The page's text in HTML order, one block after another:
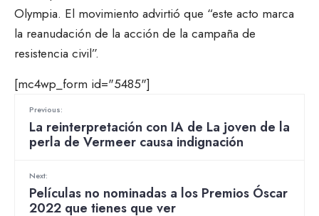
Olympia. El movimiento advirtió que “este acto marca
la reanudación de la acción de la campaña de
resistencia civil”.
[mc4wp_form id="5485"]
Previous:
La reinterpretación con IA de La joven de la
perla de Vermeer causa indignación
Next:
Películas no nominadas a los Premios Óscar
2022 que tienes que ver